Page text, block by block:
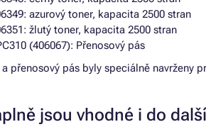
azurový toner, kapacita 2500 stran
žlutý toner, kapacita 2500 stran
(406067): Přenosový pás
přenosový pás byly speciálně navrženy
jsou vhodné i do